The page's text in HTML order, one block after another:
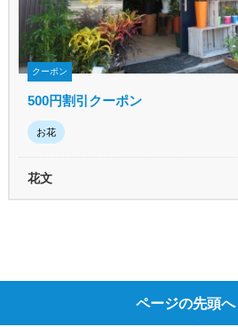
クーポン
500円割引クーポン
お花
花文
ページの先頭へ